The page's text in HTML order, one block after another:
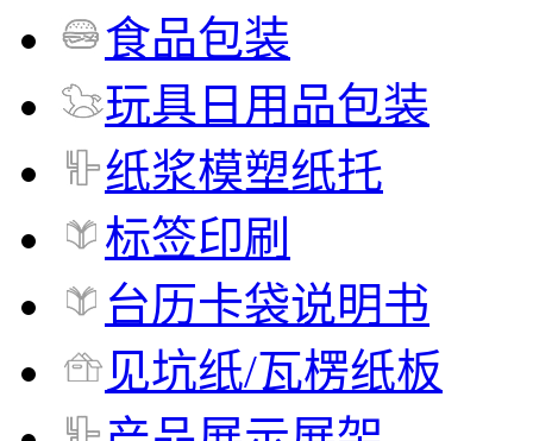
食品包装
玩具日用品包装
纸浆模塑纸托
标签印刷
台历卡袋说明书
见坑纸/瓦楞纸板